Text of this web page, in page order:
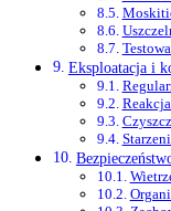
Eksploatacja i